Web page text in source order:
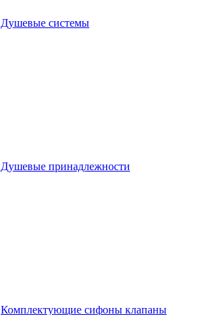
Душевые системы
Душевые принадлежности
Комплектующие сифоны клапаны